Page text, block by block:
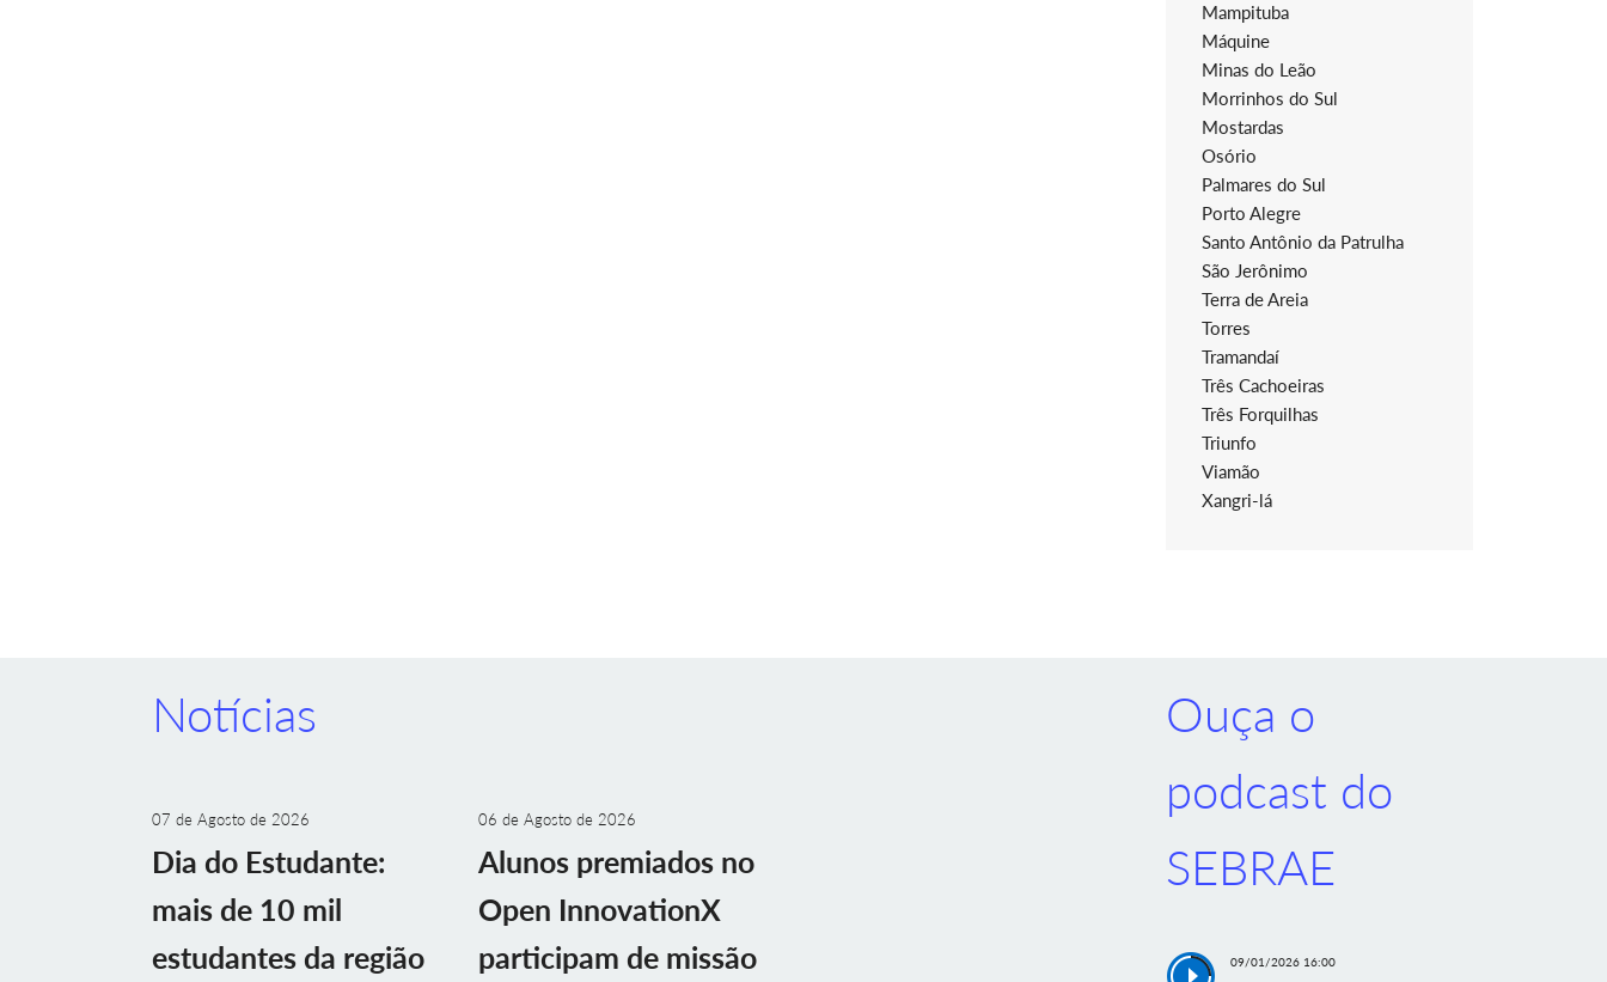
Mampituba
Máquine
Minas do Leão
Morrinhos do Sul
Mostardas
Osório
Palmares do Sul
Porto Alegre
Santo Antônio da Patrulha
São Jerônimo
Terra de Areia
Torres
Tramandaí
Três Cachoeiras
Três Forquilhas
Triunfo
Viamão
Xangri-lá
Notícias
07 de Agosto de 2026
Dia do Estudante:
mais de 10 mil
estudantes da região
06 de Agosto de 2026
Alunos premiados no
Open InnovationX
participam de missão
Ouça o
podcast do
SEBRAE
09/01/2026 16:00